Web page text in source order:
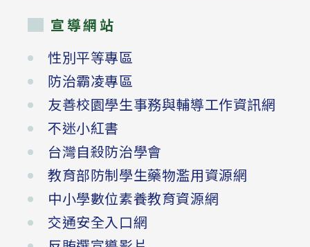
宣導網站
性別平等專區
防治霸凌專區
友善校園學生事務與輔導工作資訊網
不迷小紅書
台灣自殺防治學會
教育部防制學生藥物濫用資源網
中小學數位素養教育資源網
交通安全入口網